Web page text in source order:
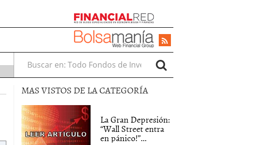
Buscar en:
MAS VISTOS DE LA CATEGORÍA
La Gran Depresión:
“Wall Street entra
en pánico!”...